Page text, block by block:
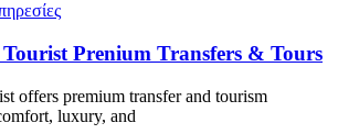
Prenium Transfers & Tours
offers premium transfer and tourism
luxury, and